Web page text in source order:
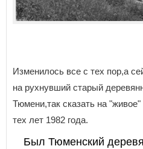
Изменилось все с тех пор,а
на рухнувший старый
Тюмени,так сказать на
тех лет 1982 года.
Был Тюменский